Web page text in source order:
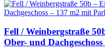
Fell / Weinbergstraße
Ober- und